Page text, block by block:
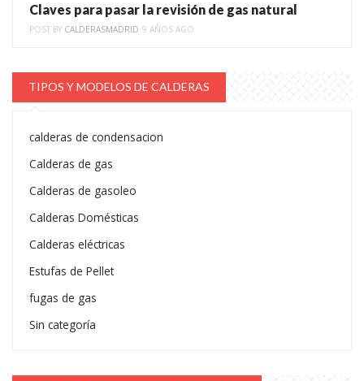
Claves para pasar la revisión de gas natural
POST BY CALDERASMADRID 9 AÑOS AGO
TIPOS Y MODELOS DE CALDERAS
calderas de condensacion
Calderas de gas
Calderas de gasoleo
Calderas Domésticas
Calderas eléctricas
Estufas de Pellet
fugas de gas
Sin categoría